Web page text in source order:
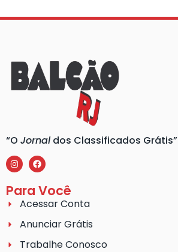
“O Jornaldos Classificados Grátis”
Para Você
Acessar Conta
Anunciar Grátis
Trabalhe Conosco